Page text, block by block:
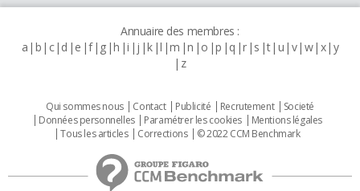
Annuaire des membres :
a b c d e f g h i j k l m n o p q r s t u v w x y
z
Qui sommes nous Contact Publicité Recrutement
Societé
Données personnelles
Paramétrer les cookies
Mentions légales
Tous les articles
Corrections © 2022 CCM Benchmark